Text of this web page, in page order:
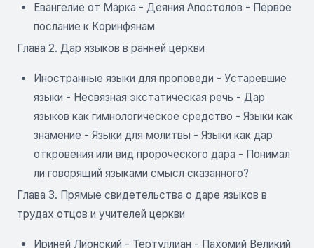
Евангелие от Марка - Деяния Апостолов - Первое
послание к Коринфянам
Глава 2. Дар языков в ранней церкви
Иностранные языки для проповеди - Устаревшие
языки - Несвязная экстатическая речь - Дар
языков как гимнологическое средство - Языки как
знамение - Языки для молитвы - Языки как дар
откровения или вид пророческого дара - Понимал
ли говорящий языками смысл сказанного?
Глава 3. Прямые свидетельства о даре языков в
трудах отцов и учителей церкви
Ириней Лионский - Тертуллиан - Пахомий Великий